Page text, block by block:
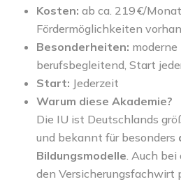
Kosten: ab ca. 219 €/
Fördermöglichkeiten
Besonderheiten:
berufsbegleitend, Start
Start: Jederzeit
Warum diese Akademie?
Die IU ist Deutschlands
und bekannt für besonders
Bildungsmodelle. Auch bei
den Versicherungsfachwirt